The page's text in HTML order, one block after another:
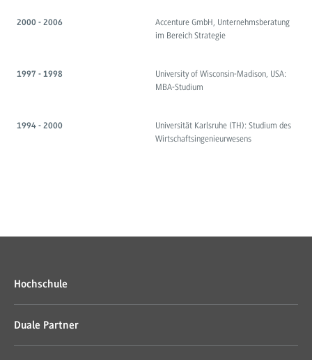
2000 - 2006
Accenture GmbH, Unternehmsberatung
im Bereich Strategie
1997 - 1998
University of Wisconsin-Madison, USA:
MBA-Studium
1994 - 2000
Universität Karlsruhe (TH): Studium des
Wirtschaftsingenieurwesens
Hochschule
Duale Partner